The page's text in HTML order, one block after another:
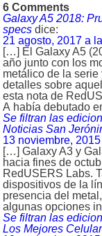
6 Comments
Galaxy A5 2018:
specs dice:
21 agosto, 2017 a
[…] El Galaxy A5
año junto con los
metálico de la serie
detalles sobre
esta nota de
A había debutado
Se filtran las
Noticias San
13 noviembre,
[…] Galaxy A3 y
hacia fines de
RedUSERS Labs.
dispositivos de la
presencia del
algunas opciones
Se filtran las
Los Mejores